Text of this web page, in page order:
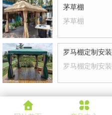
茅草棚
茅草棚
罗马棚定制安装
罗马棚定制安装